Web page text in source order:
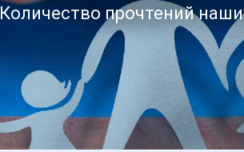
Количество прочтений